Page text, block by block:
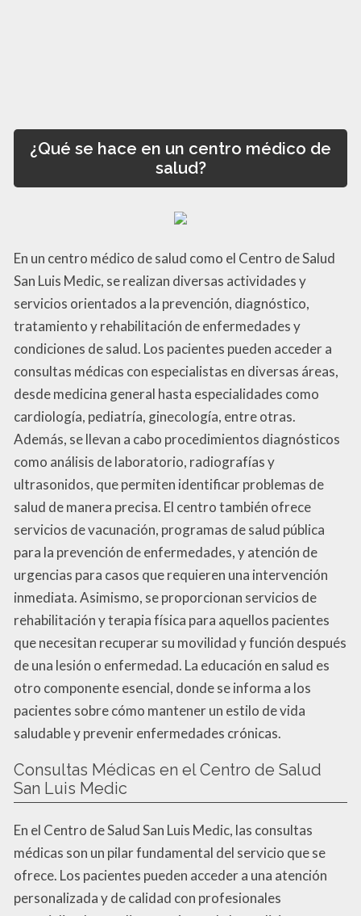
¿Qué se hace en un centro médico de
salud?
En un centro médico de salud como el Centro de Salud
San Luis Medic, se realizan diversas actividades y
servicios orientados a la prevención, diagnóstico,
tratamiento y rehabilitación de enfermedades y
condiciones de salud. Los pacientes pueden acceder a
consultas médicas con especialistas en diversas áreas,
desde medicina general hasta especialidades como
cardiología, pediatría, ginecología, entre otras.
Además, se llevan a cabo procedimientos diagnósticos
como análisis de laboratorio, radiografías y
ultrasonidos, que permiten identificar problemas de
salud de manera precisa. El centro también ofrece
servicios de vacunación, programas de salud pública
para la prevención de enfermedades, y atención de
urgencias para casos que requieren una intervención
inmediata. Asimismo, se proporcionan servicios de
rehabilitación y terapia física para aquellos pacientes
que necesitan recuperar su movilidad y función después
de una lesión o enfermedad. La educación en salud es
otro componente esencial, donde se informa a los
pacientes sobre cómo mantener un estilo de vida
saludable y prevenir enfermedades crónicas.
Consultas Médicas en el Centro de Salud
San Luis Medic
En el Centro de Salud San Luis Medic, las consultas
médicas son un pilar fundamental del servicio que se
ofrece. Los pacientes pueden acceder a una atención
personalizada y de calidad con profesionales